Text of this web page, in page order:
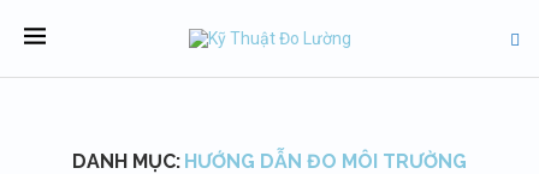
DANH MỤC: HƯỚNG DẪN ĐO MÔI TRƯỜNG